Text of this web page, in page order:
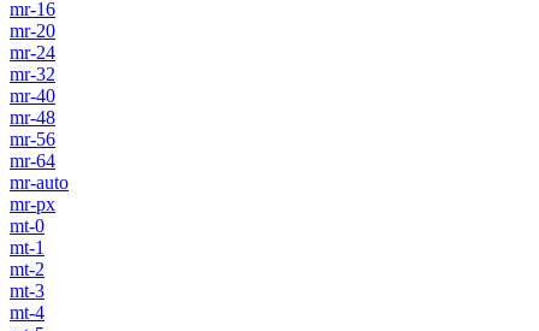
mr-16
mr-20
mr-24
mr-32
mr-40
mr-48
mr-56
mr-64
mr-auto
mr-px
mt-0
mt-1
mt-2
mt-3
mt-4